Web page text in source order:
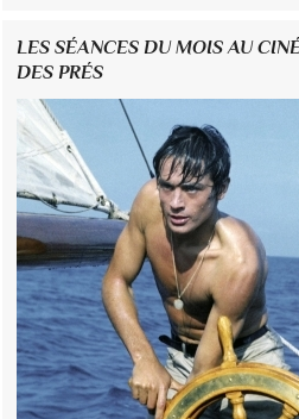
LES SÉANCES DU MOIS AU
DES PRÉS